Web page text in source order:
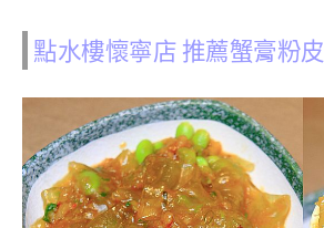
點水樓懷寧店 推薦蟹膏粉皮